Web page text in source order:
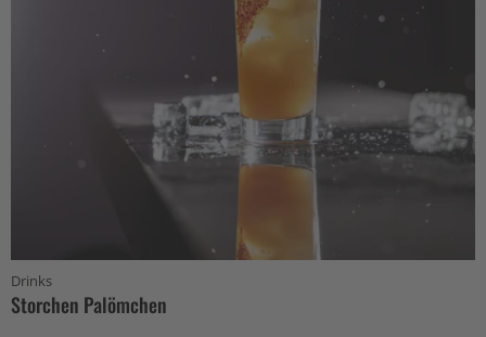
Drinks
Storchen Palömchen